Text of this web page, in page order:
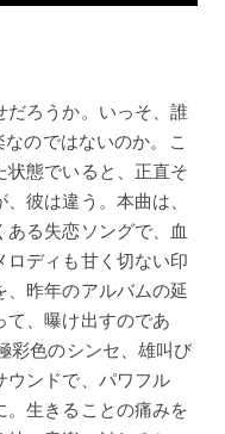
だろうか。いっそ、誰
のではないのか。こ
状態でいると、正直そ
彼は違う。本曲は、
る失恋ソングで、血
ロディも甘く切ない印
昨年のアルバムの延
て、曝け出すのであ
彩色のシンセ、雄叫び
ウンドで、パワフル
。生きることの痛みを